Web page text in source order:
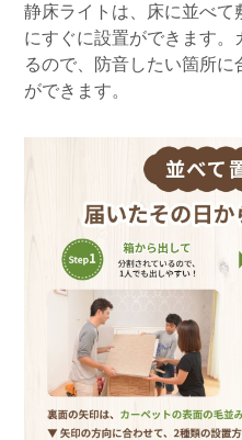
静床ライトは、床に並べて
にすぐに設置ができます。
るので、防音したい箇所に
ができます。